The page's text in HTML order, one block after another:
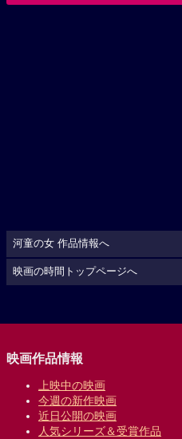
河童の女 作品情報へ
映画の時間トップページへ
映画作品情報
上映中の映画
今週の新作映画
近日公開の映画
人気シリーズ＆受賞作品